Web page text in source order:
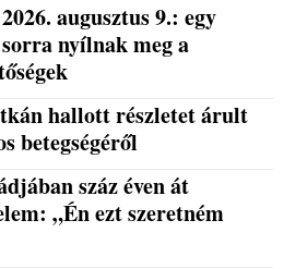
augusztus 9.: egy
nyílnak meg a
hallott részletet árult
betegségéről
száz éven át
„Én ezt szeretném